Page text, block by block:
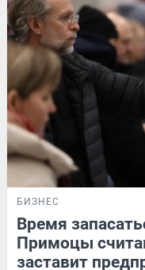
БИЗНЕС
Время
Примоцы
заставит